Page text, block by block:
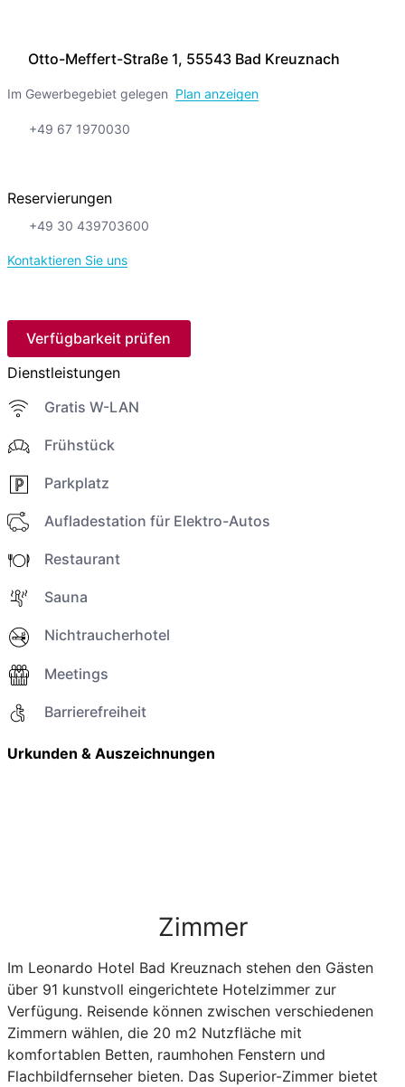
Otto-Meffert-Straße 1, 55543 Bad Kreuznach
Im Gewerbegebiet gelegen Plan anzeigen
+49 67 1970030
Reservierungen
+49 30 439703600
Kontaktieren Sie uns
Verfügbarkeit prüfen
Dienstleistungen
Gratis W-LAN
Frühstück
Parkplatz
Aufladestation für Elektro-Autos
Restaurant
Sauna
Nichtraucherhotel
Meetings
Barrierefreiheit
Urkunden & Auszeichnungen
Zimmer
Im Leonardo Hotel Bad Kreuznach stehen den Gästen
über 91 kunstvoll eingerichtete Hotelzimmer zur
Verfügung. Reisende können zwischen verschiedenen
Zimmern wählen, die 20 m2 Nutzfläche mit
komfortablen Betten, raumhohen Fenstern und
Flachbildfernseher bieten. Das Superior-Zimmer bietet